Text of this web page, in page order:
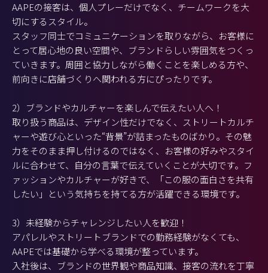
AAPEの接客は、個人プレーだけでなく、チームワークを大
切にするスタイル。
スタッフ同士でコミュニケーションを取りながら、お客様に
とって居心地の良い空間や、ブランドらしい雰囲気をつくっ
ていきます。周囲と協力しながら働くことを楽しめる方や、
前向きに店舗づくりへ関われる方にぴったりです。
2）ブランドやカルチャーを楽しんで伝えたい人へ！
取り扱う商品は、デザイン性だけでなく、ストリートカルチ
ャーや遊び心といった“背景”が詰まったものばかり。その魅
力をそのまま押し付けるのではなく、お客様の好みやスタイ
ルに合わせて、自分の言葉で伝えていくことが大切です。フ
ァッションやカルチャーが好きで、「この服の面白さを共有
したい」という気持ちを持てる方が活躍できる環境です。
3）未経験からチャレンジしたい人を歓迎！
アパレルやストリートブランドでの勤務経験がなくても、
AAPEでは基礎から学べる環境が整っています。
入社後は、ブランドの世界観や商品知識、接客の流れを丁寧